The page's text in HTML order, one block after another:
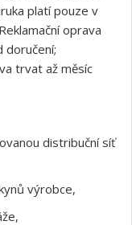
platí pouze v
oprava
doručení;
trvat až měsíc
distribuční síť
výrobce,